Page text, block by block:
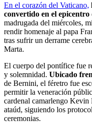
En el corazón del Vaticano,
convertido en el
madrugada del miércoles,
rendir homenaje al papa
tras sufrir un derrame
Marta.
El cuerpo del pontífice fue
y solemnidad. Ubicado
de Bernini, el féretro fue
permitir la veneración
cardenal camarlengo
ataúd, siguiendo los
ceremonias.